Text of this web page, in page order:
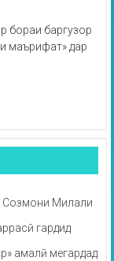
бораи баргузор
маърифат» дар
Созмони Милали
гардид
амалӣ мегардад